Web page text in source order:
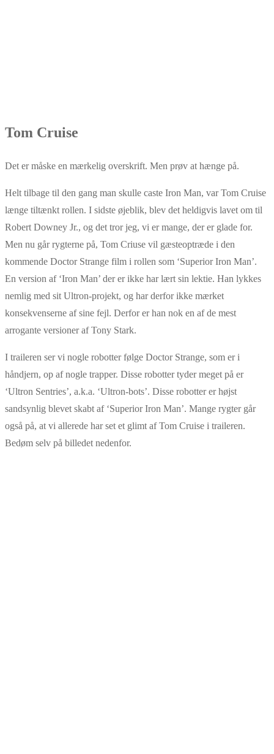
Tom Cruise
Det er måske en mærkelig overskrift. Men prøv at hænge på.
Helt tilbage til den gang man skulle caste Iron Man, var Tom Cruise
længe tiltænkt rollen. I sidste øjeblik, blev det heldigvis lavet om til
Robert Downey Jr., og det tror jeg, vi er mange, der er glade for.
Men nu går rygterne på, Tom Criuse vil gæsteoptræde i den
kommende Doctor Strange film i rollen som ‘Superior Iron Man’.
En version af ‘Iron Man’ der er ikke har lært sin lektie. Han lykkes
nemlig med sit Ultron-projekt, og har derfor ikke mærket
konsekvenserne af sine fejl. Derfor er han nok en af de mest
arrogante versioner af Tony Stark.
I traileren ser vi nogle robotter følge Doctor Strange, som er i
håndjern, op af nogle trapper. Disse robotter tyder meget på er
‘Ultron Sentries’, a.k.a. ‘Ultron-bots’. Disse robotter er højst
sandsynlig blevet skabt af ‘Superior Iron Man’. Mange rygter går
også på, at vi allerede har set et glimt af Tom Cruise i traileren.
Bedøm selv på billedet nedenfor.